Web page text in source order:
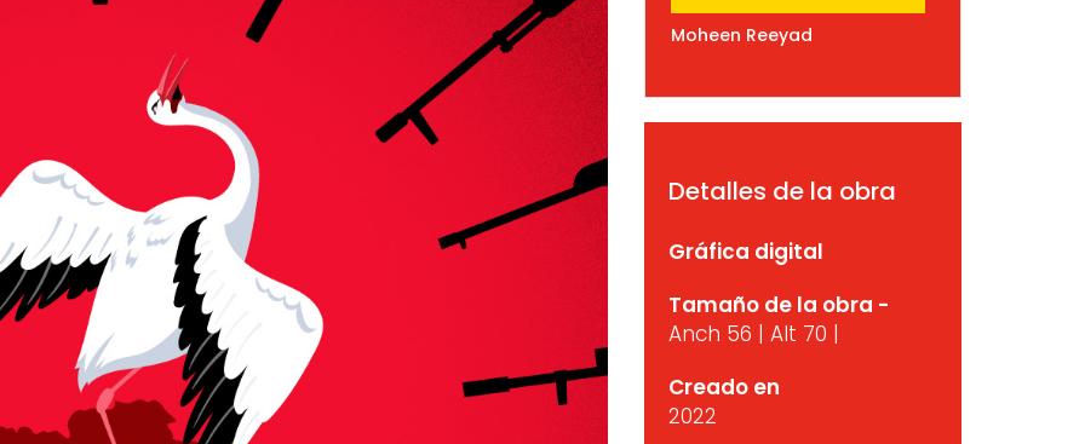
Moheen Reeyad
Detalles de la obra
Gráfica digital
Tamaño de la obra -
Anch 56 | Alt 70 |
Creado en
2022